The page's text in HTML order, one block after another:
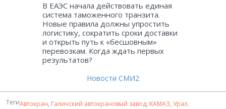
В ЕАЭС начала действовать единая
система таможенного транзита.
Новые правила должны упростить
логистику, сократить сроки доставки
и открыть путь к «бесшовным»
перевозкам. Когда ждать первых
результатов?
Новости СМИ2
ТегиАвтокран, Галичский автокрановый завод, КАМАЗ, Урал.